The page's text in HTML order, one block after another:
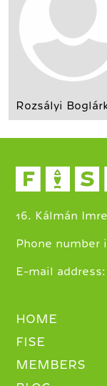
Rozsályi
16. Kálmán
Phone
E-mail address:
HOME
FISE
MEMBERS